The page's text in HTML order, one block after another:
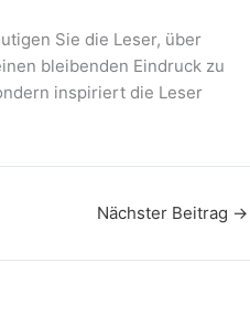
Sie die Leser, über
bleibenden Eindruck zu
inspiriert die Leser
Nächster Beitrag →